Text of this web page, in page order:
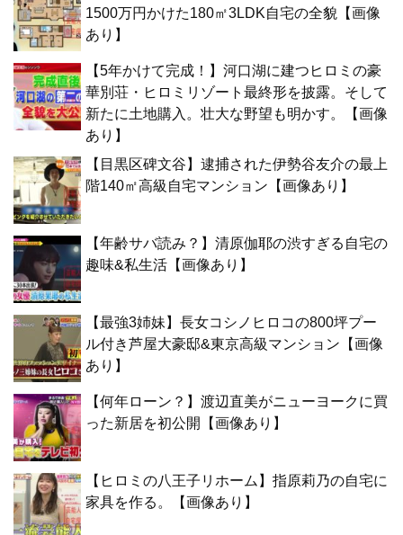
1500万円かけた180㎡3LDK自宅の全貌【画像
あり】
【5年かけて完成！】河口湖に建つヒロミの豪
華別荘・ヒロミリゾート最終形を披露。そして
新たに土地購入。壮大な野望も明かす。【画像
あり】
【目黒区碑文谷】逮捕された伊勢谷友介の最上
階140㎡高級自宅マンション【画像あり】
【年齢サバ読み？】清原伽耶の渋すぎる自宅の
趣味&私生活【画像あり】
【最強3姉妹】長女コシノヒロコの800坪プー
ル付き芦屋大豪邸&東京高級マンション【画像
あり】
【何年ローン？】渡辺直美がニューヨークに買
った新居を初公開【画像あり】
【ヒロミの八王子リホーム】指原莉乃の自宅に
家具を作る。【画像あり】